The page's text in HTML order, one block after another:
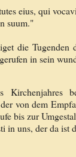
eius, qui
suum."
die Tugenden
in sein
Kirchenjahres
von dem
bis zur
in uns, der da ist